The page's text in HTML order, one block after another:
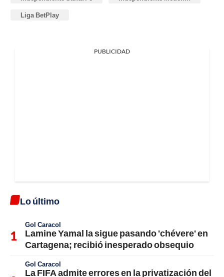
Liga BetPlay
PUBLICIDAD
Lo último
Gol Caracol
Lamine Yamal la sigue pasando 'chévere' en
Cartagena; recibió inesperado obsequio
Gol Caracol
La FIFA admite errores en la privatización del